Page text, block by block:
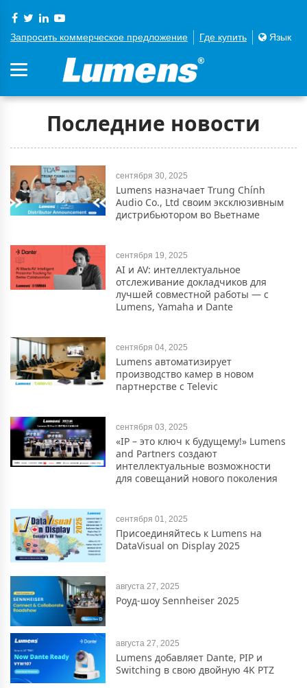
Запросить коммерческое предложение Где купить Язык
Последние новости
сентября 30, 2025
Lumens назначает Trung Chính
Audio Co., Ltd своим эксклюзивным
дистрибьютором во Вьетнаме
сентября 19, 2025
AI и AV: интеллектуальное
отслеживание докладчиков для
лучшей совместной работы — с
Lumens, Yamaha и Dante
сентября 04, 2025
Lumens автоматизирует
производство камер в новом
партнерстве с Televic
сентября 03, 2025
«IP – это ключ к будущему!» Lumens
and Partners создают
интеллектуальные возможности
для совещаний нового поколения
сентября 01, 2025
Присоединяйтесь к Lumens на
DataVisual on Display 2025
августа 27, 2025
Роуд-шоу Sennheiser 2025
августа 27, 2025
Lumens добавляет Dante, PIP и
Switching в свою двойную 4K PTZ